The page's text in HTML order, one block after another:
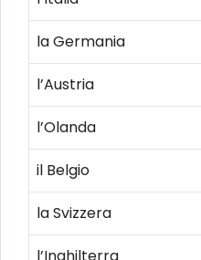
la Germania
l’Austria
l’Olanda
il Belgio
la Svizzera
l’Inghilterra